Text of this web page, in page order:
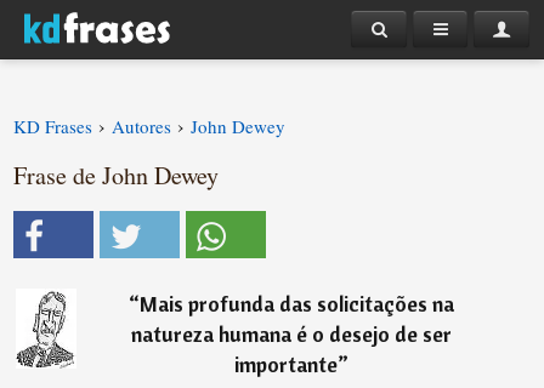
KD Frases › Autores › John Dewey
Frase de John Dewey
“Mais profunda das solicitações na
natureza humana é o desejo de ser
importante”